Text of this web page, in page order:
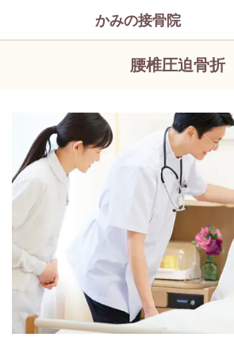
かみの接骨院
腰椎圧迫骨折